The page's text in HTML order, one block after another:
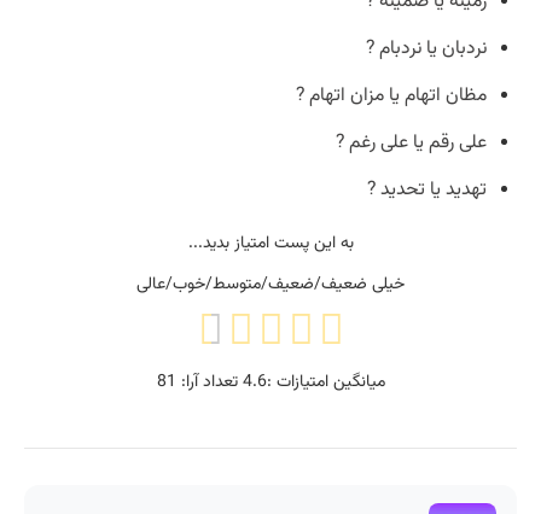
نردبان یا نردبام ?
مظان اتهام یا مزان اتهام ?
علی رقم یا علی رغم ?
تهدید یا تحدید ?
به این پست امتیاز بدید...
خیلی ضعیف/ضعیف/متوسط/خوب/عالی
میانگین امتیازات :4.6تعداد آرا: 81